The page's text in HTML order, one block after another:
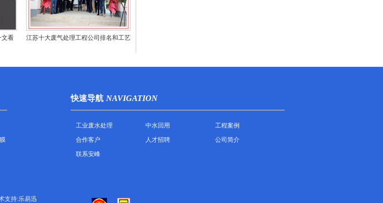
文看
江苏十大废气处理工程公司排名和工艺
快速导航 NAVIGATION
工业废水处理 中水回用
工程案例
合作客户
人才招聘
公司简介
联系安峰
支持:乐易迅